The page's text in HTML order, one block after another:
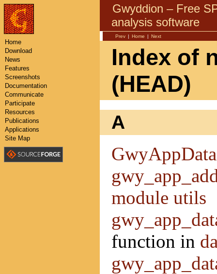
Gwyddion – Free
analysis software
Prev | Home | Next
Index of
(HEAD)
A
module utils
function in
Home
Download
News
Features
Screenshots
Documentation
Communicate
Participate
Resources
Publications
Applications
Site Map